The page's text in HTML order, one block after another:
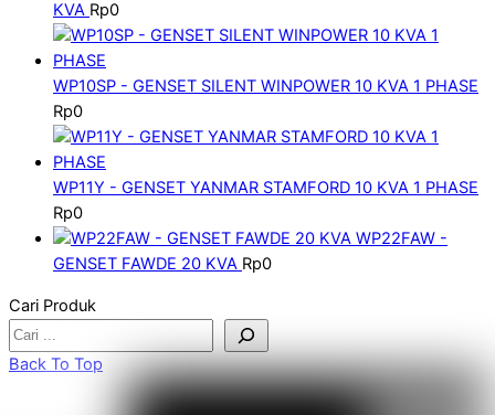
KVA Rp0
WP10SP - GENSET SILENT WINPOWER 10 KVA 1 PHASE
Rp0
WP11Y - GENSET YANMAR STAMFORD 10 KVA 1 PHASE
Rp0
WP22FAW -
GENSET FAWDE 20 KVA Rp0
Cari Produk
Back To Top